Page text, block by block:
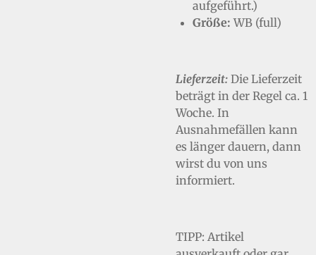
aufgeführt.)
Größe: WB (full)
Lieferzeit: Die Lieferzeit
beträgt in der Regel ca. 1
Woche. In
Ausnahmefällen kann
es länger dauern, dann
wirst du von uns
informiert.
TIPP: Artikel